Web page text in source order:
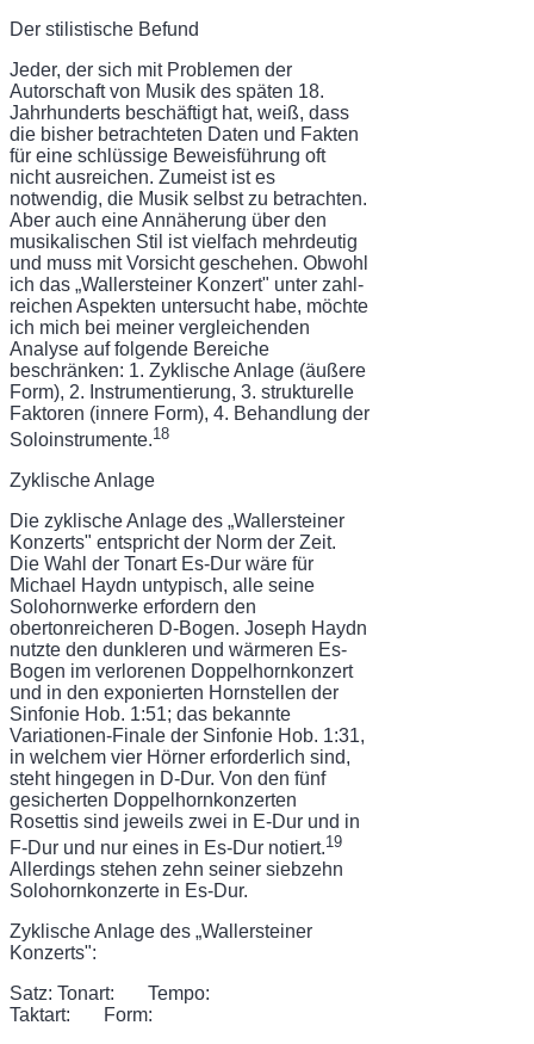
Der stilistische Befund
Jeder, der sich mit Problemen der
Autorschaft von Musik des späten 18.
Jahrhunderts beschäftigt hat, weiß, dass
die bisher betrachteten Daten und Fakten
für eine schlüssige Beweisführung oft
nicht ausreichen. Zumeist ist es
notwendig, die Musik selbst zu be­trachten.
Aber auch eine Annäherung über den
musikalischen Stil ist vielfach mehrdeutig
und muss mit Vorsicht geschehen. Obwohl
ich das „Wallersteiner Konzert" unter zahl­
reichen Aspekten untersucht habe, möchte
ich mich bei meiner vergleichenden
Analyse auf folgende Bereiche
beschränken: 1. Zyklische Anlage (äußere
Form), 2. Instrumentierung, 3. strukturelle
Faktoren (innere Form), 4. Behandlung der
Soloinstrumente.18
Zyklische Anlage
Die zyklische Anlage des „Wallersteiner
Konzerts" entspricht der Norm der Zeit.
Die Wahl der Tonart Es-Dur wäre für
Michael Haydn untypisch, alle seine
Solohornwerke erfordern den
obertonreicheren D-Bogen. Joseph Haydn
nutzte den dunkleren und wärmeren Es-
Bogen im verlorenen Doppelhornkonzert
und in den exponierten Hornstellen der
Sinfonie Hob. 1:51; das bekannte
Variationen-Finale der Sinfonie Hob. 1:31,
in welchem vier Hör­ner erforderlich sind,
steht hingegen in D-Dur. Von den fünf
gesicherten Doppelhorn­konzerten
Rosettis sind jeweils zwei in E-Dur und in
F-Dur und nur eines in Es-Dur no­tiert.19
Allerdings stehen zehn seiner siebzehn
Solohornkonzerte in Es-Dur.
Zyklische Anlage des „Wallersteiner
Konzerts":
Satz: Tonart: Tempo:
Taktart: Form: